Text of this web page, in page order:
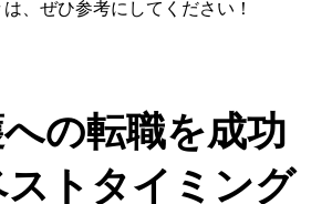
、ぜひ参考にしてください！
の転職を成功
トタイミング